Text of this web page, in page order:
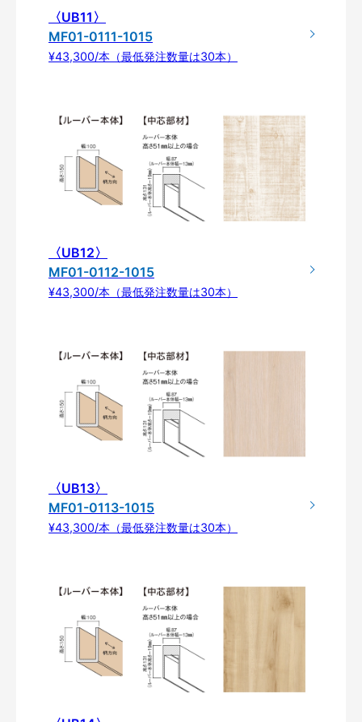
〈UB11〉
MF01-0111-1015
¥43,300/本（最低発注数量は30本）
〈UB12〉
MF01-0112-1015
¥43,300/本（最低発注数量は30本）
〈UB13〉
MF01-0113-1015
¥43,300/本（最低発注数量は30本）